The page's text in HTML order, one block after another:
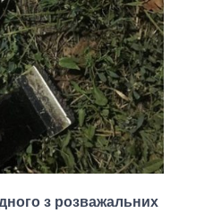
з розважальних